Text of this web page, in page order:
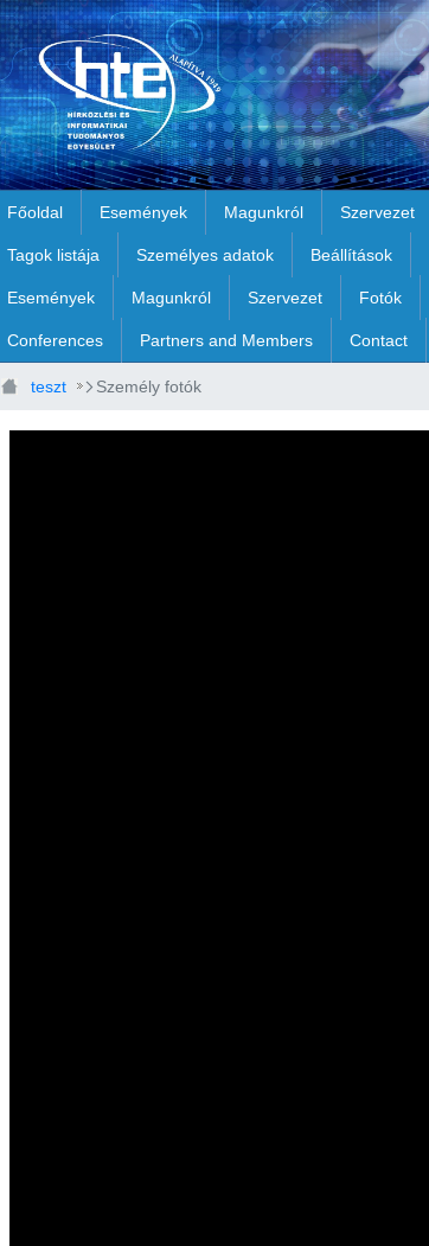
Főoldal Események Magunkról Szervezet
Tagok listája Személyes adatok Beállítások
Események Magunkról Szervezet Fotók
Conferences Partners and Members Contact
teszt Személy fotók